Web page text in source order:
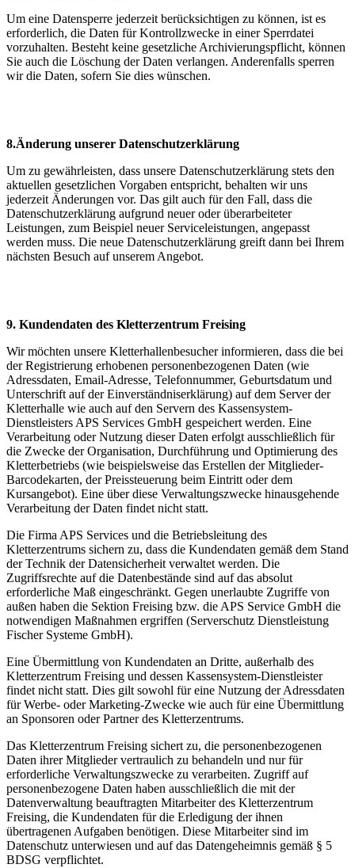
Um eine Datensperre jederzeit berücksichtigen zu können, ist es
erforderlich, die Daten für Kontrollzwecke in einer Sperrdatei
vorzuhalten. Besteht keine gesetzliche Archivierungspflicht, können
Sie auch die Löschung der Daten verlangen. Anderenfalls sperren
wir die Daten, sofern Sie dies wünschen.
8.Änderung unserer Datenschutzerklärung
Um zu gewährleisten, dass unsere Datenschutzerklärung stets den
aktuellen gesetzlichen Vorgaben entspricht, behalten wir uns
jederzeit Änderungen vor. Das gilt auch für den Fall, dass die
Datenschutzerklärung aufgrund neuer oder überarbeiteter
Leistungen, zum Beispiel neuer Serviceleistungen, angepasst
werden muss. Die neue Datenschutzerklärung greift dann bei Ihrem
nächsten Besuch auf unserem Angebot.
9. Kundendaten des Kletterzentrum Freising
Wir möchten unsere Kletterhallenbesucher informieren, dass die bei
der Registrierung erhobenen personenbezogenen Daten (wie
Adressdaten, Email-Adresse, Telefonnummer, Geburtsdatum und
Unterschrift auf der Einverständniserklärung) auf dem Server der
Kletterhalle wie auch auf den Servern des Kassensystem-
Dienstleisters APS Services GmbH gespeichert werden. Eine
Verarbeitung oder Nutzung dieser Daten erfolgt ausschließlich für
die Zwecke der Organisation, Durchführung und Optimierung des
Kletterbetriebs (wie beispielsweise das Erstellen der Mitglieder-
Barcodekarten, der Preissteuerung beim Eintritt oder dem
Kursangebot). Eine über diese Verwaltungszwecke hinausgehende
Verarbeitung der Daten findet nicht statt.
Die Firma APS Services und die Betriebsleitung des
Kletterzentrums sichern zu, dass die Kundendaten gemäß dem Stand
der Technik der Datensicherheit verwaltet werden. Die
Zugriffsrechte auf die Datenbestände sind auf das absolut
erforderliche Maß eingeschränkt. Gegen unerlaubte Zugriffe von
außen haben die Sektion Freising bzw. die APS Service GmbH die
notwendigen Maßnahmen ergriffen (Serverschutz Dienstleistung
Fischer Systeme GmbH).
Eine Übermittlung von Kundendaten an Dritte, außerhalb des
Kletterzentrum Freising und dessen Kassensystem-Dienstleister
findet nicht statt. Dies gilt sowohl für eine Nutzung der Adressdaten
für Werbe- oder Marketing-Zwecke wie auch für eine Übermittlung
an Sponsoren oder Partner des Kletterzentrums.
Das Kletterzentrum Freising sichert zu, die personenbezogenen
Daten ihrer Mitglieder vertraulich zu behandeln und nur für
erforderliche Verwaltungszwecke zu verarbeiten. Zugriff auf
personenbezogene Daten haben ausschließlich die mit der
Datenverwaltung beauftragten Mitarbeiter des Kletterzentrum
Freising, die Kundendaten für die Erledigung der ihnen
übertragenen Aufgaben benötigen. Diese Mitarbeiter sind im
Datenschutz unterwiesen und auf das Datengeheimnis gemäß § 5
BDSG verpflichtet.